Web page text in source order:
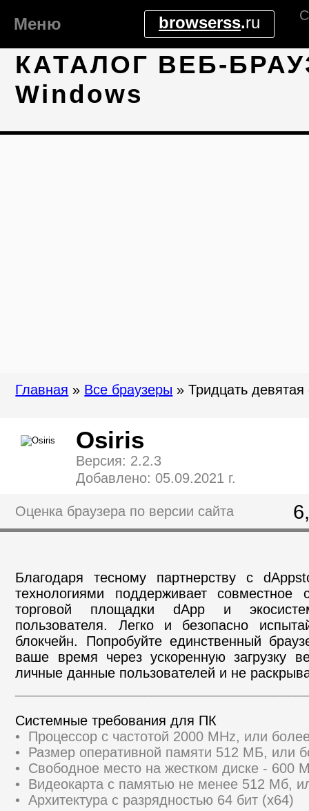
Osiris
Версия: 2.2.3
Добавлено: 05.09.2021 г.
Оценка браузера по версии сайта
Благодаря тесному партнерству с
технологиями поддерживает совместное
торговой площадки dApp и
пользователя. Легко и безопасно
блокчейн. Попробуйте единственный
ваше время через ускоренную загрузку
личные данные пользователей и не
Системные требования для ПК
• Процессор с частотой 2000 MHz, или
• Размер оперативной памяти 512 МБ, или
• Свободное место на жестком диске - 600
• Видеокарта с памятью не менее 512 Мб,
• Архитектура с разрядностью 64 бит (x64)
Главная » Все браузеры » Тридцать
КАТАЛОГ ВЕБ-
Windows
browserss.ru
Меню